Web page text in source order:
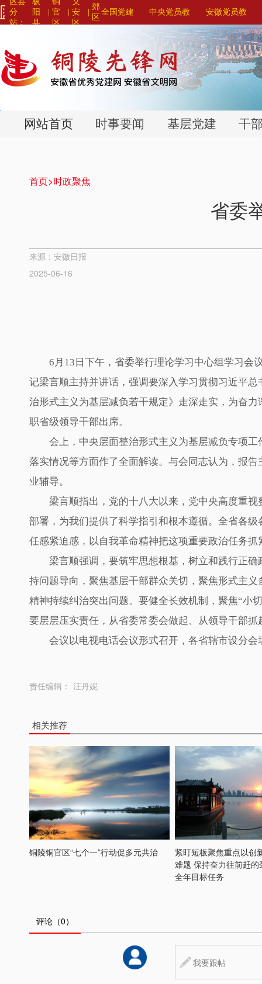
分
站：
阳
县
官
区
|安
区
|
郊
区
全国党建 中央党员教
育系列平台>
>
安徽党员教
育系列平台>
>
网站首页 时事要闻 基层党建 干
首页>时政聚焦
省委
来源：安徽日报
2025-06-16
6月13日下午，省委举行理论学习中心组学习会
记梁言顺主持并讲话，强调要深入学习贯彻习近平
治形式主义为基层减负若干规定》走深走实，为奋
职省级领导干部出席。
会上，中央层面整治形式主义为基层减负专项工
落实情况等方面作了全面解读。与会同志认为，报
业辅导。
梁言顺指出，党的十八大以来，党中央高度重视
部署，为我们提供了科学指引和根本遵循。全省各
任感紧迫感，以自我革命精神把这项重要政治任务抓
梁言顺强调，要筑牢思想根基，树立和践行正确
持问题导向，聚焦基层干部群众关切，聚焦形式主
精神持续纠治突出问题。要健全长效机制，聚焦“小
要层层压实责任，从省委常委会做起、从领导干部
会议以电视电话会议形式召开，各省辖市设分会
责任编辑： 汪丹妮
相关推荐
铜陵铜官区“七个一”行动促多元共治
紧盯短板聚焦重点以创
难题 保持奋力往前赶
全年目标任务
评论 （0）